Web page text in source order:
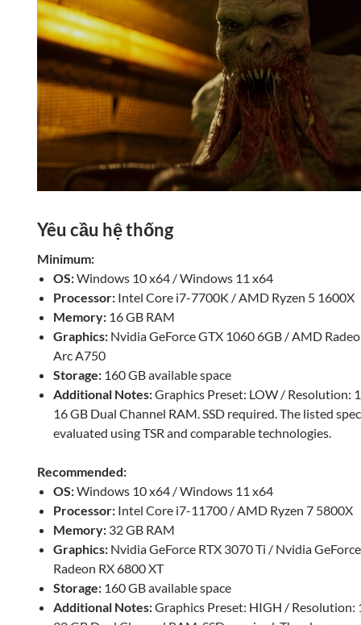
Yêu cầu hệ thống
Minimum:
OS:Windows 10 x64 / Windows 11 x64
Processor: Intel Core i7-7700K / AMD Ryzen 5 1600X
Memory: 16 GB RAM
Graphics: Nvidia GeForce GTX 1060 6GB / AMD
Arc A750
Storage: 160 GB available space
Additional Notes:Graphics Preset: LOW / Resolution:
16 GB Dual Channel RAM. SSD required. The listed
evaluated using TSR and comparable technologies.
Recommended:
OS:Windows 10 x64 / Windows 11 x64
Processor: Intel Core i7-11700 / AMD Ryzen 7 5800X
Memory: 32 GB RAM
Graphics: Nvidia GeForce RTX 3070 Ti / Nvidia
Radeon RX 6800 XT
Storage: 160 GB available space
Additional Notes:Graphics Preset: HIGH / Resolution: